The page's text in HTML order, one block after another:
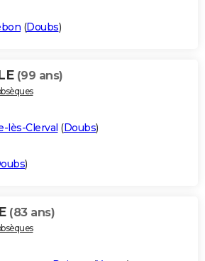
(Doubs)
(99 ans)
lès-Clerval (Doubs)
)
(83 ans)